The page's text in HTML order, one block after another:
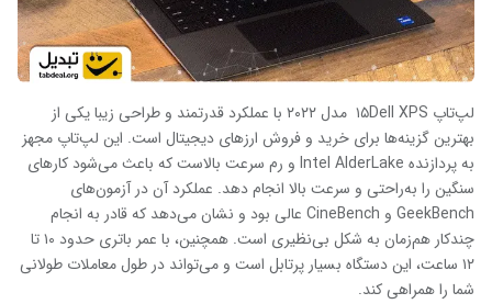
لپ‌تاپ ۱۵Dell XPS مدل ۲۰۲۲ با عملکرد قدرتمند و طراحی زیبا یکی از
بهترین گزینه‌ها برای خرید و فروش ارزهای دیجیتال است. این لپ‌تاپ مجهز
به پردازنده Intel AlderLake و رم سرعت بالاست که باعث می‌شود کارهای
سنگین را به‌راحتی و سرعت بالا انجام دهد. عملکرد آن در آزمون‌های
GeekBench و CineBench عالی بود و نشان می‌دهد که قادر به انجام
چندکار هم‌زمان به شکل بی‌نظیری است. همچنین، با عمر باتری حدود ۱۰ تا
۱۲ ساعت، این دستگاه بسیار پرتابل است و می‌تواند در طول معاملات طولانی
شما را همراهی کند.